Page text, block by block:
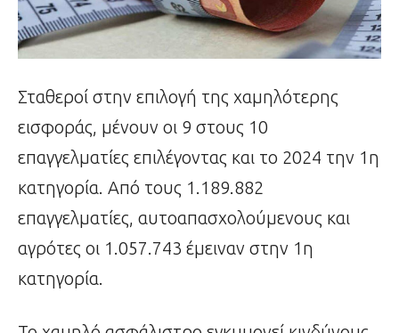
Σταθεροί στην επιλογή της χαμηλότερης
εισφοράς, μένουν οι 9 στους 10
επαγγελματίες επιλέγοντας και το 2024 την 1η
κατηγορία. Από τους 1.189.882
επαγγελματίες, αυτοαπασχολούμενους και
αγρότες οι 1.057.743 έμειναν στην 1η
κατηγορία.